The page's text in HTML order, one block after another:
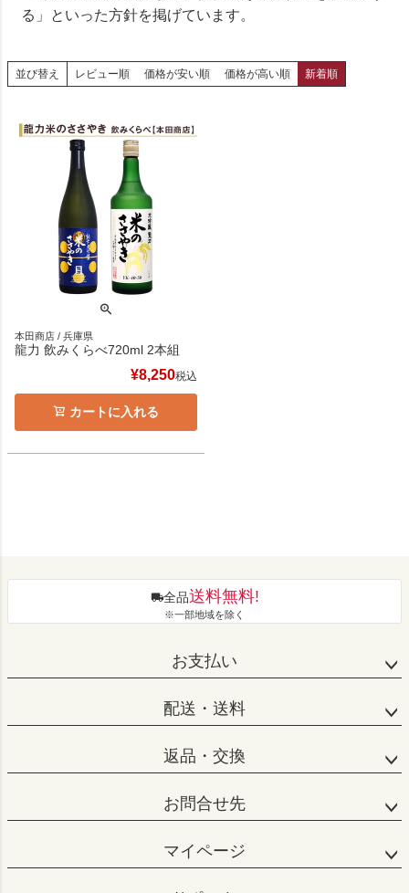
る」といった方針を掲げています。
並び替え レビュー順 価格が安い順 価格が高い順 新着順
本田商店 / 兵庫県
龍力 飲みくらべ720ml 2本組
¥8,250税込
カートに入れる
全品送料無料!
※一部地域を除く
お支払い
配送・送料
返品・交換
お問合せ先
マイページ